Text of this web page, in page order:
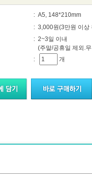
: A5, 148*210mm
: 3,000원(3만원 이상
: 2~3일 이내
(주말/공휴일 제외.
: 개